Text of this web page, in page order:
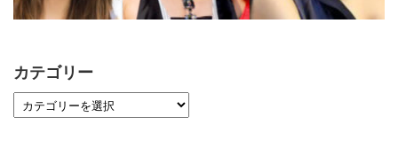
カテゴリー